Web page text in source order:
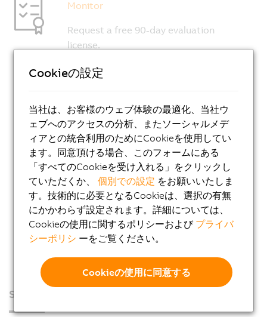
Service
Cookieの設定
当社は、お客様のウェブ体験の最適化、当社ウ
ェブへのアクセスの分析、またソーシャルメデ
ィアとの統合利用のためにCookieを使用してい
ます。同意頂ける場合、このフォームにある
「すべてのCookieを受け入れる」をクリックし
ていただくか、個別での設定 をお願いいたしま
す。技術的に必要となるCookieは、選択の有無
にかかわらず設定されます。詳細については、
Cookieの使用に関するポリシーおよび プライバ
シーポリシ ーをご覧ください。
Cookieの使用に同意する